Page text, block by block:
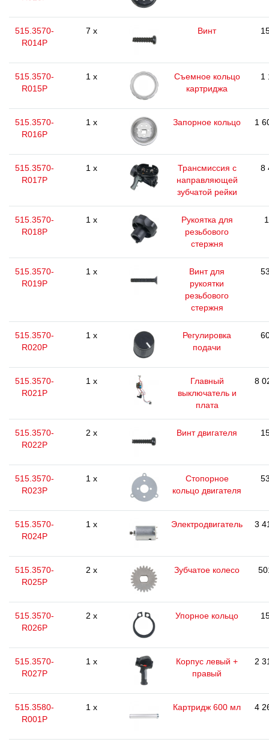
515.3570-
R014P
7 x Винт
515.3570-
R015P
1 x
Съемное кольцо
картриджа
1
515.3570-
R016P
1 x Запорное кольцо 1
515.3570-
R017P
1 x
Трансмиссия с
направляющей
зубчатой рейки
8
515.3570-
R018P
1 x
Рукоятка для
резьбового
стержня
515.3570-
R019P
1 x
Винт для
рукоятки
резьбового
стержня
515.3570-
R020P
1 x
Регулировка
подачи
515.3570-
R021P
1 x
Главный
выключатель и
плата
8
515.3570-
R022P
2 x Винт двигателя
515.3570-
R023P
1 x
Стопорное
кольцо двигателя
515.3570-
R024P
1 x Электродвигатель 3
515.3570-
R025P
2 x Зубчатое колесо
515.3570-
R026P
2 x Упорное кольцо
515.3570-
R027P
1 x
Корпус левый +
правый
2
515.3580-
R001P
1 x Картридж 600 мл 4